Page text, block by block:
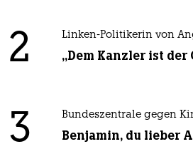
2 Linken-Politikerin von
„Dem Kanzler ist der
3 Bundeszentrale gegen
Benjamin, du lieber